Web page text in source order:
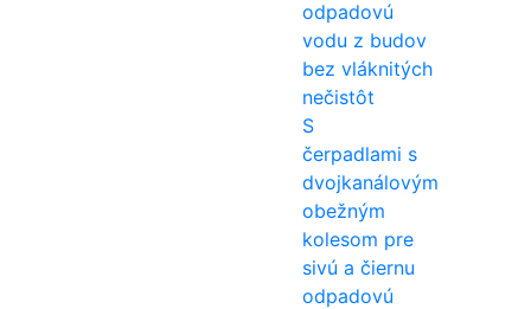
S
čerpadlami s
dvojkanálovým
obežným
kolesom pre
sivú a čiernu
odpadovú